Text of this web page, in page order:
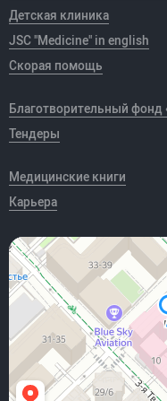
Детская клиника
JSC "Medicine" in english
Скорая помощь
Благотворительный фонд
Тендеры
Медицинские книги
Карьера